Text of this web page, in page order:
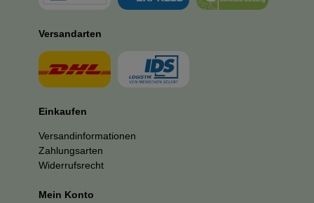
Versandarten
Einkaufen
Versandinformationen
Zahlungsarten
Widerrufsrecht
Mein Konto